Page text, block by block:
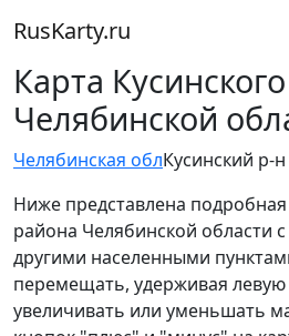
RusKarty.ru
Карта
Челябинской
Челябинская облКусинский р-н
Ниже представлена подробная
района Челябинской области
другими населенными
перемещать, удерживая
увеличивать или уменьшать